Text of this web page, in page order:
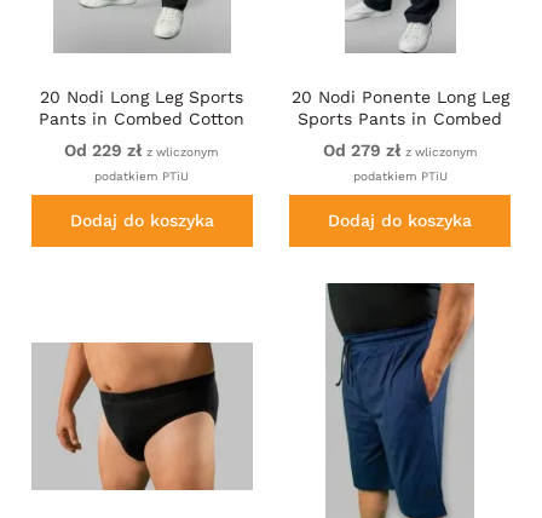
20 Nodi Long Leg Sports
Pants in Combed Cotton
Jersey Black
Od 229 zł z wliczonym
podatkiem PTiU
Dodaj do koszyka
20 Nodi Ponente Long Leg
Sports Pants in Combed
Fleece Cotton Navy
Od 279 zł z wliczonym
podatkiem PTiU
Dodaj do koszyka